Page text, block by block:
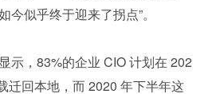
似乎终于迎来了拐点”。
示，83%的企业 CIO 计划在 202
迁回本地，而 2020 年下半年这